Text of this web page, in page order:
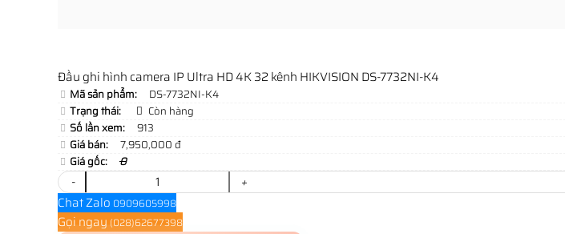
Đầu ghi hình camera IP Ultra HD 4K 32 kênh HIKVISION DS-7732NI-K4
Mã sản phẩm:
DS-7732NI-K4
Trạng thái:
Còn hàng
Số lần xem:
913
Giá bán:
7,950,000 đ
Giá gốc:
0
-
+
Chat Zalo 0909605998
Gọi ngay (028)62677398